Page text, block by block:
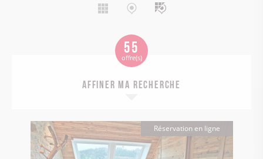
Affichage Affichage
55
offre(s)
Affiner ma recherche
Réservation en ligne